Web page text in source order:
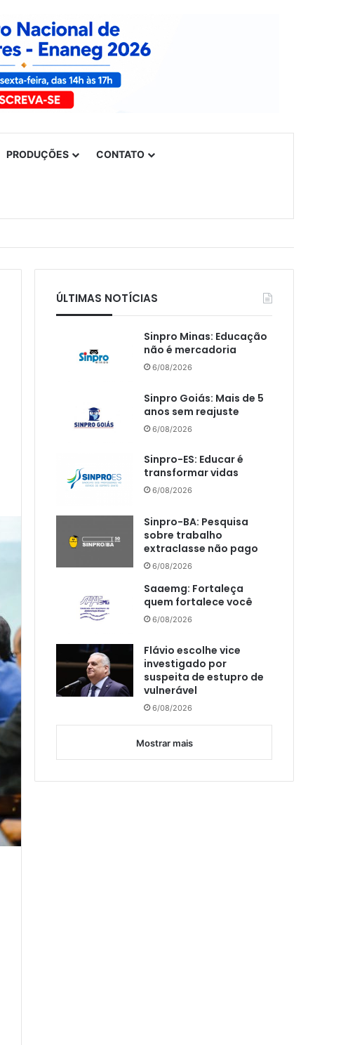
PRODUÇÕES CONTATO
ÚLTIMAS NOTÍCIAS
Sinpro Minas: Educação
não é mercadoria
6/08/2026
Sinpro Goiás: Mais de 5
anos sem reajuste
6/08/2026
Sinpro-ES: Educar é
transformar vidas
6/08/2026
Sinpro-BA: Pesquisa
sobre trabalho
extraclasse não pago
6/08/2026
Saaemg: Fortaleça
quem fortalece você
6/08/2026
Flávio escolhe vice
investigado por
suspeita de estupro de
vulnerável
6/08/2026
Mostrar mais